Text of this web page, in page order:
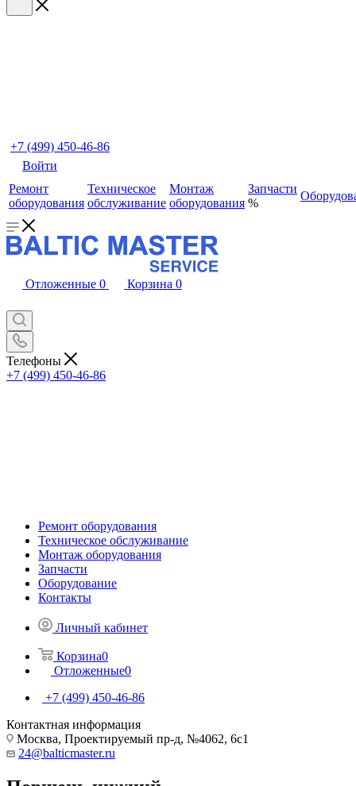
+7 (499) 450-46-86
Войти
Ремонт
оборудования
Техническое
обслуживание
Монтаж
оборудования
Запчасти
%
Отложенные 0 Корзина 0
Телефоны
+7 (499) 450-46-86
Ремонт оборудования
Техническое обслуживание
Монтаж оборудования
Запчасти
Оборудование
Контакты
Личный кабинет
Корзина0
Отложенные0
+7 (499) 450-46-86
Контактная информация
Москва, Проектируемый пр-д, №4062, 6с1
24@balticmaster.ru